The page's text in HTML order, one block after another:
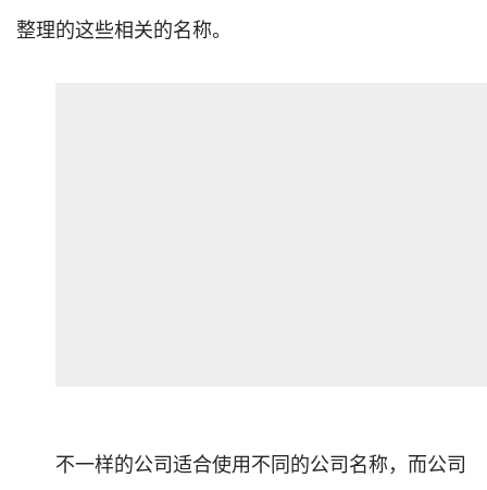
整理的这些相关的名称。
不一样的公司适合使用不同的公司名称，而公司